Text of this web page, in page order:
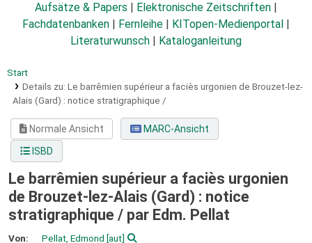
Aufsätze & Papers
Elektronische Zeitschriften
Fachdatenbanken
Fernleihe KITopen-Medienportal
Literaturwunsch
Kataloganleitung
Start
Details zu: Le barrêmien supérieur a faciès urgonien de Brouzet-lez-
Alais (Gard) : notice stratigraphique /
Normale Ansicht
MARC-Ansicht
ISBD
Le barrêmien supérieur a faciès urgonien
de Brouzet-lez-Alais (Gard) : notice
stratigraphique / par Edm. Pellat
Von: Pellat, Edmond [aut]